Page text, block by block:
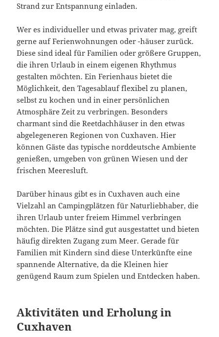
Strand zur Entspannung einladen.
Wer es individueller und etwas privater mag, greift
gerne auf Ferienwohnungen oder -häuser zurück.
Diese sind ideal für Familien oder größere Gruppen,
die ihren Urlaub in einem eigenen Rhythmus
gestalten möchten. Ein Ferienhaus bietet die
Möglichkeit, den Tagesablauf flexibel zu planen,
selbst zu kochen und in einer persönlichen
Atmosphäre Zeit zu verbringen. Besonders
charmant sind die Reetdachhäuser in den etwas
abgelegeneren Regionen von Cuxhaven. Hier
können Gäste das typische norddeutsche Ambiente
genießen, umgeben von grünen Wiesen und der
frischen Meeresluft.
Darüber hinaus gibt es in Cuxhaven auch eine
Vielzahl an Campingplätzen für Naturliebhaber, die
ihren Urlaub unter freiem Himmel verbringen
möchten. Die Plätze sind gut ausgestattet und bieten
häufig direkten Zugang zum Meer. Gerade für
Familien mit Kindern sind diese Unterkünfte eine
spannende Alternative, da die Kleinen hier
genügend Raum zum Spielen und Entdecken haben.
Aktivitäten und Erholung in
Cuxhaven